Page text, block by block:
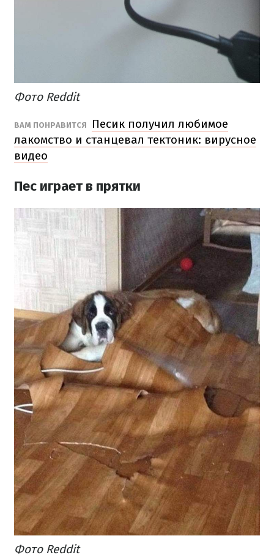
Фото Reddit
ВАМ ПОНРАВИТСЯ
Песик получил любимое
лакомство и станцевал тектоник: вирусное
видео
Пес играет в прятки
Фото Reddit